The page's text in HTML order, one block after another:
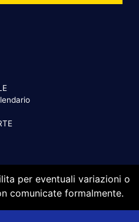
per eventuali variazioni o
comunicate formalmente.